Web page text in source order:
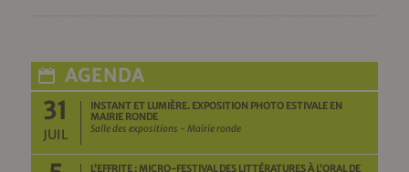
AGENDA
31
JUIL
INSTANT ET LUMIÈRE. EXPOSITION PHOTO ESTIVALE EN
MAIRIE RONDE
Salle des expositions - Mairie ronde
L’EFFRITE : MICRO-FESTIVAL DES LITTÉRATURES À L’ORAL DE